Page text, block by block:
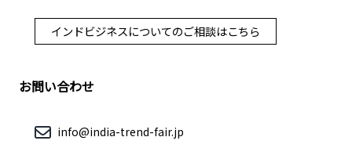
インドビジネスについてのご相談はこちら
お問い合わせ
info@india-trend-fair.jp